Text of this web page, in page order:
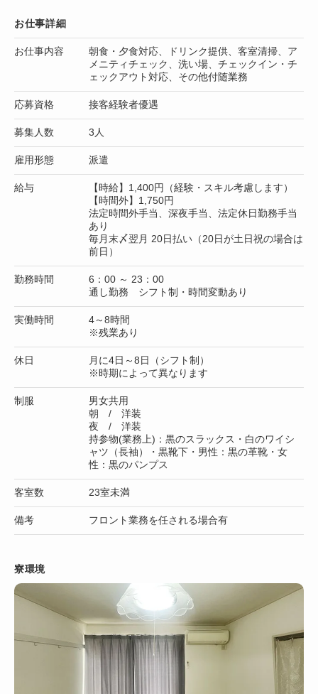
お仕事詳細
お仕事内容
朝食・夕食対応、ドリンク提供、客室清掃、ア
メニティチェック、洗い場、チェックイン・チ
ェックアウト対応、その他付随業務
応募資格 接客経験者優遇
募集人数 3人
雇用形態 派遣
給与
【時給】1,400円（経験・スキル考慮します）
【時間外】1,750円
法定時間外手当、深夜手当、法定休日勤務手当
あり
毎月末〆翌月 20日払い（20日が土日祝の場合は
前日）
勤務時間
6：00 ～ 23：00
通し勤務 シフト制・時間変動あり
実働時間
4～8時間
※残業あり
休日
月に4日～8日（シフト制）
※時期によって異なります
制服
男女共用
朝 / 洋装
夜 / 洋装
持参物(業務上)：黒のスラックス・白のワイシ
ャツ（長袖）・黒靴下・男性：黒の革靴・女
性：黒のパンプス
客室数 23室未満
備考 フロント業務を任される場合有
寮環境